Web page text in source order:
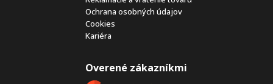
Ochrana osobných údajov
Cookies
Kariéra
Overené zákazníkmi